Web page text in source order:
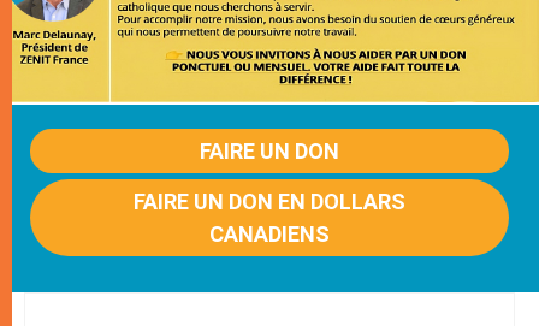
FAIRE UN DON
FAIRE UN DON EN DOLLARS
CANADIENS